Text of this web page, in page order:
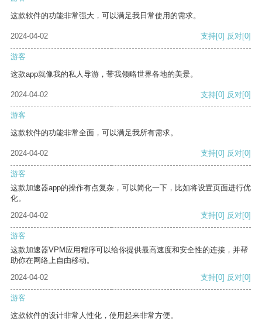
这款软件的功能非常强大，可以满足我日常使用的需求。
2024-04-02 支持[0] 反对[0]
游客
这款app就像我的私人导游，带我领略世界各地的美景。
2024-04-02 支持[0] 反对[0]
游客
这款软件的功能非常全面，可以满足我所有需求。
2024-04-02 支持[0] 反对[0]
游客
这款加速器app的操作有点复杂，可以简化一下，比如将设置页面进行优
化。
2024-04-02
支持[0] 反对[0]
游客
这款加速器VPM应用程序可以给你提供最高速度和安全性的连接，并帮
助你在网络上自由移动。
2024-04-02
支持[0] 反对[0]
游客
这款软件的设计非常人性化，使用起来非常方便。